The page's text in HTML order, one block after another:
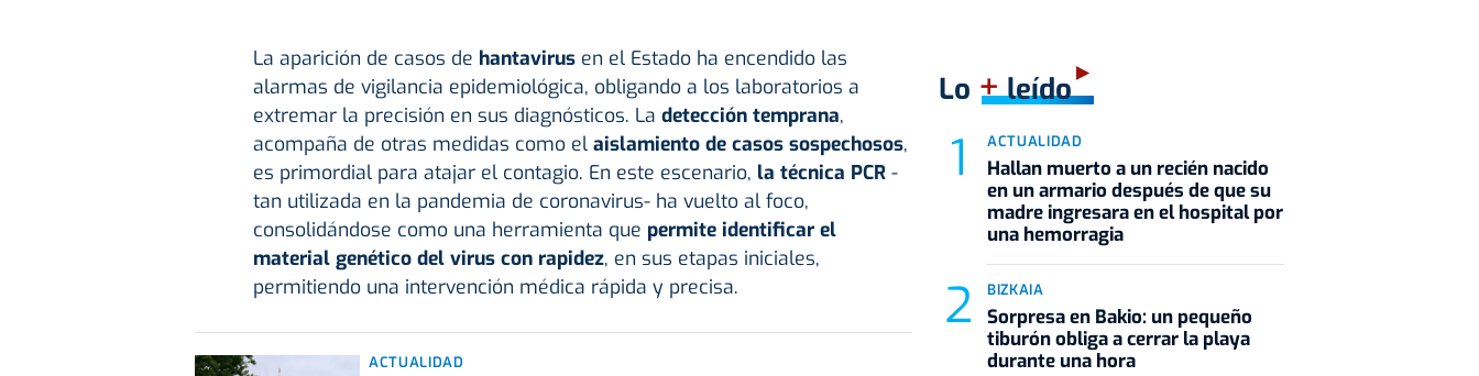
La aparición de casos de hantavirusen el Estado ha encendido las
alarmas de vigilancia epidemiológica, obligando a los laboratorios a
extremar la precisión en sus diagnósticos. La detección temprana,
acompaña de otras medidas como el aislamiento de casos sospechosos,
es primordial para atajar el contagio. En este escenario, la técnica PCR-
tan utilizada en la pandemia de coronavirus- ha vuelto al foco,
consolidándose como una herramienta que permite identificar el
material genético del virus con rapidez, en sus etapas iniciales,
permitiendo una intervención médica rápida y precisa.
ACTUALIDAD
Lo +leído
ACTUALIDAD
Hallan muerto a un recién nacido
en un armario después de que su
madre ingresara en el hospital por
una hemorragia
BIZKAIA
Sorpresa en Bakio: un pequeño
tiburón obliga a cerrar la playa
durante una hora